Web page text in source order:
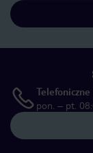
pon. – pt.